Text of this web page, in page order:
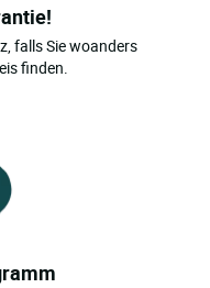
falls Sie woanders
finden.